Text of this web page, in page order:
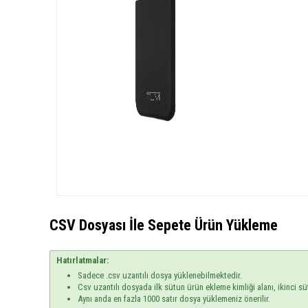
CSV Dosyası İle Sepete Ürün Yükleme
Hatırlatmalar:
Sadece .csv uzantılı dosya yüklenebilmektedir.
Csv uzantılı dosyada ilk sütun ürün ekleme kimliği alanı, ikinci
Aynı anda en fazla 1000 satır dosya yüklemeniz önerilir.